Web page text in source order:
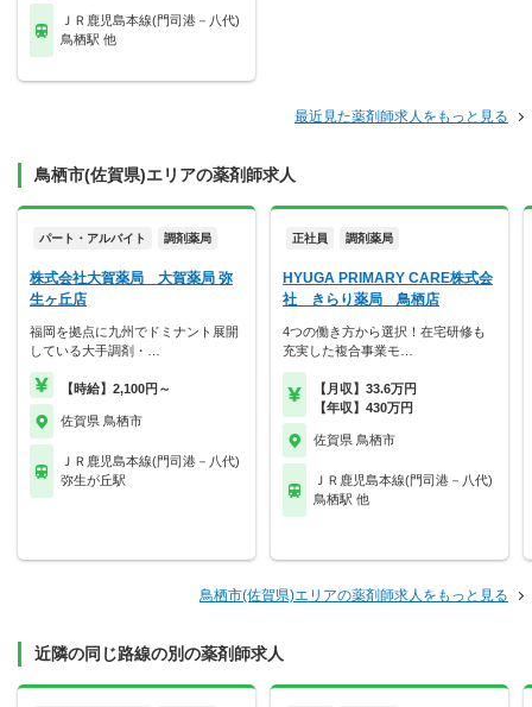
ＪＲ鹿児島本線(門司港－八代)
鳥栖駅 他
最近見た薬剤師求人をもっと見る
鳥栖市(佐賀県)エリアの薬剤師求人
パート・アルバイト 調剤薬局
株式会社大賀薬局 大賀薬局 弥
生ヶ丘店
福岡を拠点に九州でドミナント展開
している大手調剤・…
【時給】2,100円～
佐賀県 鳥栖市
ＪＲ鹿児島本線(門司港－八代)
弥生が丘駅
正社員 調剤薬局
HYUGA PRIMARY CARE株式会
社 きらり薬局 鳥栖店
4つの働き方から選択！在宅研修も
充実した複合事業モ…
【月収】33.6万円
【年収】430万円
佐賀県 鳥栖市
ＪＲ鹿児島本線(門司港－八代)
鳥栖駅 他
鳥栖市(佐賀県)エリアの薬剤師求人をもっと見る
近隣の同じ路線の別の薬剤師求人